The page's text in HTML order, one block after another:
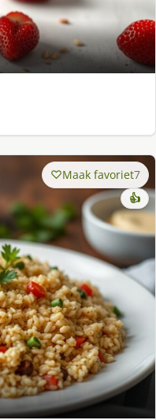
Maak favoriet7
👍